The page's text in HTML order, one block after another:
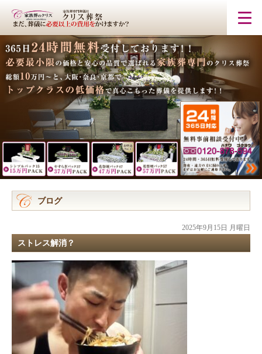
ブログ
2025年9月15日 月曜日
ストレス解消？